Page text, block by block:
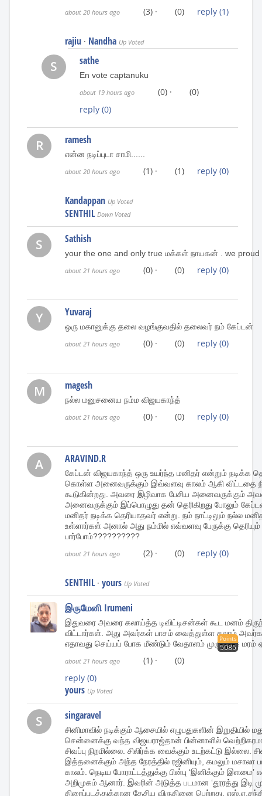
about 20 hours ago (3) · (0) reply (1)
rajiu · Nandha Up Voted
S sathe
En vote captanuku
about 19 hours ago (0) ·
(0)
reply (0)
R ramesh
என்ன நடிப்புடா சாமி......
about 20 hours ago (1) · (1) reply (0)
Kandappan Up Voted
SENTHIL Down Voted
S Sathish
your the one and only true மக்கள் நாயகன் . we proud
about 21 hours ago (0) · (0) reply (0)
Y Yuvaraj
ஒரு மகானுக்கு தலை வழங்குவதில் தலைவர் நம் கேப்டன்
about 21 hours ago (0) · (0) reply (0)
M magesh
நல்ல மனுசனைய நம்ம விஜயகாந்த்
about 21 hours ago (0) · (0) reply (0)
A ARAVIND.R
கேப்டன் விஜயகாந்த் ஒரு உயர்ந்த மனிதர் என்றும் நடிக்க
கொள்ள அனைவருக்கும் இவ்வளவு காலம் ஆகி விட்டதை
கூடுகின்றது. அவரை இழிவாக பேசிய அனைவருக்கும்
அனைவருக்கும் இப்பொழுது தன் தெரிகிறது போலும்
மனிதர் நடிக்க தெரியாதவர் என்று. நம் நாட்டிலும் நல்ல
உள்ளார்கள் அனால் அது நம்மில் எவ்வளவு பேருக்கு
பார்போம்??????????
about 21 hours ago (2) · (0) reply (0)
SENTHIL · yours Up Voted
இருமேனி Irumeni
இதுவரை அவரை கலாய்த்த டிவிட்டிசன்கள் கூட மனம்
விட்டார்கள். அது அவர்கள் பாசம் வைத்துள்ள கலாம்
எதாவது செய்யப் போக மீண்டும் வேதாளம் முருங்கை மரம்
Points
5085
about 21 hours ago (1) ·
(0)
reply (0)
yours Up Voted
S singaravel
சினிமாவில் நடிக்கும் ஆசையில் எழுபதுகளின் இறுதியில்
சென்னைக்கு வந்த விஜயராஜ்தான் பின்னாளில்
சிவப்பு நிறமில்லை. சிலிர்க்க வைக்கும் உடற்கட்டு இல்லை.
இத்தனைக்கும் அந்த நேரத்தில் ரஜினியும், கமலும்
காலம். நெடிய போராட்டத்துக்கு பின்பு ‘இனிக்கும்
அறிமுகம் ஆனார். இவரின் அடுத்த படமான ‘தூரத்து இடி
திரைப்படத்துக்கான தேசிய விருதினை பெற்றது.